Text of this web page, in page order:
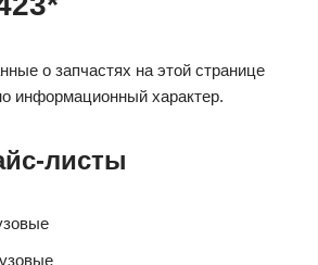
о запчастях на этой странице
информационный характер.
листы